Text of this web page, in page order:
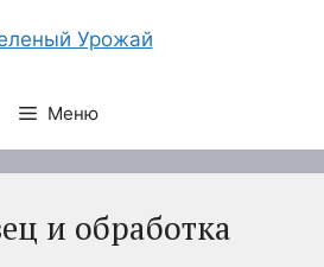
Меню
и обработка